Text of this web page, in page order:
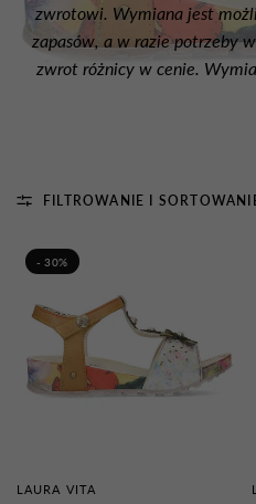
zwrotowi. Wymiana jest
zapasów, a w razie potrzeby
zwrot różnicy w cenie.
FILTROWANIE I
- 30%
SZYBKI PRZEGLĄD
LAURA VITA